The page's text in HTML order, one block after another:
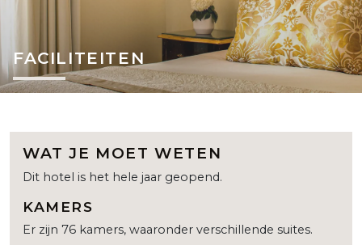
FACILITEITEN
WAT JE MOET WETEN
Dit hotel is het hele jaar geopend.
KAMERS
Er zijn 76 kamers, waaronder verschillende suites.